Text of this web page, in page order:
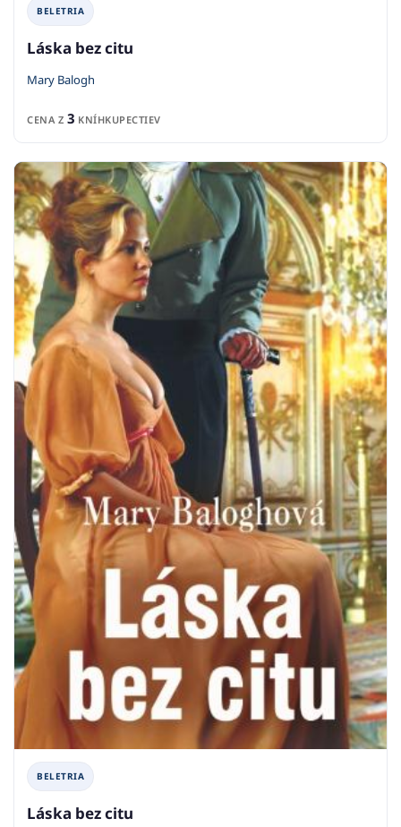
BELETRIA
Láska bez citu
Mary Balogh
CENA Z 3 KNÍHKUPECTIEV
BELETRIA
Láska bez citu